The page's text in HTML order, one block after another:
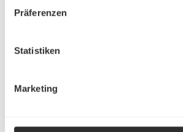
Präferenzen
Statistiken
Marketing
der wohltuenden Ruhe der Natur
Geborgenheit. Unsere Alpine Living
handgemalte Designs mit feinsten